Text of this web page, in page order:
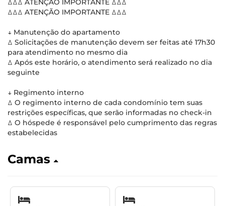
ꕔꕔꕔ ATENÇÃO IMPORTANTE ꕔꕔꕔ
ꕔꕔꕔ ATENÇÃO IMPORTANTE ꕔꕔꕔ
↓ Manutenção do apartamento
ꕔ Solicitações de manutenção devem ser feitas até 17h30
para atendimento no mesmo dia
ꕔ Após este horário, o atendimento será realizado no dia
seguinte
↓ Regimento interno
ꕔ O regimento interno de cada condomínio tem suas
restrições específicas, que serão informadas no check-in
ꕔ O hóspede é responsável pelo cumprimento das regras
estabelecidas
Camas